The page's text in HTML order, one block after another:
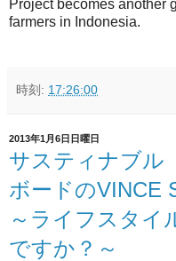
Project becomes another
farmers in Indonesia.
時刻: 17:26:00
2013年1月6日日曜日
サスティナブル
ボードのVINCE
～ライフスタイ
ですか？～